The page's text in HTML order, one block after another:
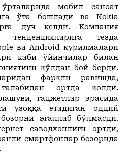
ўрталарида мобил саноат
ўта бошлади ва Nokia
дуч келди. Компания
тенденцияларига тезда
ва Android қурилмалари
каби ўйинчилар билан
қўлдан бой берди.
фарқли равишда,
ортда қолди.
гаджетлар эрасида
узоққа етадиган оддий
эгаллаб бўлмасди.
саводхонлиги ортди,
смартфонлар бозорида